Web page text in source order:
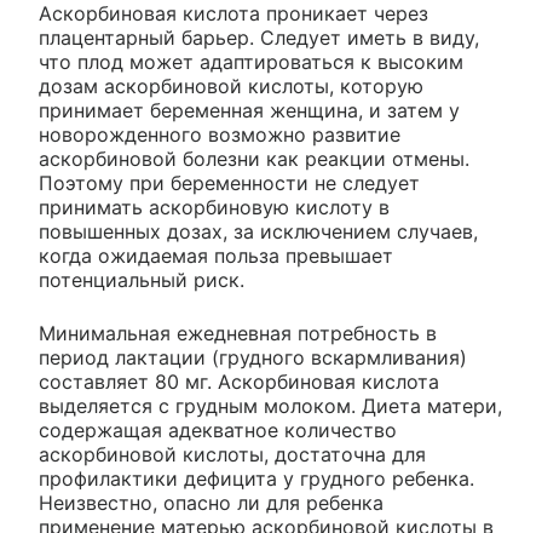
Аскорбиновая кислота проникает через
плацентарный барьер. Следует иметь в виду,
что плод может адаптироваться к высоким
дозам аскорбиновой кислоты, которую
принимает беременная женщина, и затем у
новорожденного возможно развитие
аскорбиновой болезни как реакции отмены.
Поэтому при беременности не следует
принимать аскорбиновую кислоту в
повышенных дозах, за исключением случаев,
когда ожидаемая польза превышает
потенциальный риск.
Минимальная ежедневная потребность в
период лактации (грудного вскармливания)
составляет 80 мг. Аскорбиновая кислота
выделяется с грудным молоком. Диета матери,
содержащая адекватное количество
аскорбиновой кислоты, достаточна для
профилактики дефицита у грудного ребенка.
Неизвестно, опасно ли для ребенка
применение матерью аскорбиновой кислоты в